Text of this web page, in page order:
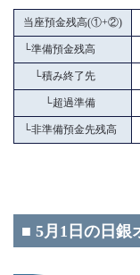
当座預金残高(①+②)
└準備預金残高
└積み終了先
└超過準備
└非準備預金先残高
■ 5月1日の日銀